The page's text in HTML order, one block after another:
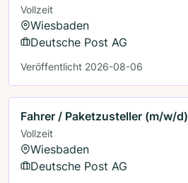
Vollzeit
Wiesbaden
Deutsche Post AG
Veröffentlicht 2026-08-06
Fahrer / Paketzusteller (m/w/d)
Vollzeit
Wiesbaden
Deutsche Post AG